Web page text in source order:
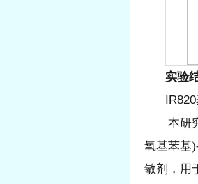
实验
IR820
本研
氧基苯基
敏剂，用